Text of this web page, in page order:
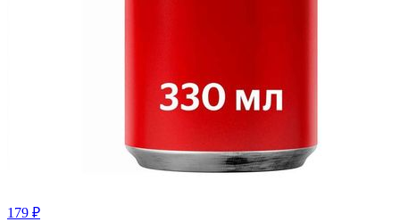
179 ₽